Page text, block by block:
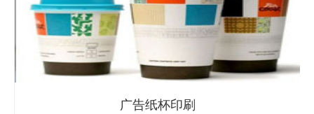
广告纸杯印刷